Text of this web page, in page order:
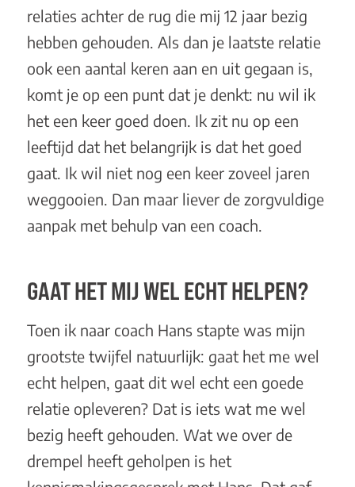
relaties achter de rug die mij 12 jaar bezig
hebben gehouden. Als dan je laatste relatie
ook een aantal keren aan en uit gegaan is,
komt je op een punt dat je denkt: nu wil ik
het een keer goed doen. Ik zit nu op een
leeftijd dat het belangrijk is dat het goed
gaat. Ik wil niet nog een keer zoveel jaren
weggooien. Dan maar liever de zorgvuldige
aanpak met behulp van een coach.
GAAT HET MIJ WEL ECHT HELPEN?
Toen ik naar coach Hans stapte was mijn
grootste twijfel natuurlijk: gaat het me wel
echt helpen, gaat dit wel echt een goede
relatie opleveren? Dat is iets wat me wel
bezig heeft gehouden. Wat we over de
drempel heeft geholpen is het